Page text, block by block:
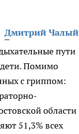
Дмитрий Чалый
пути
Помимо
с гриппом:
области
51,3% всех